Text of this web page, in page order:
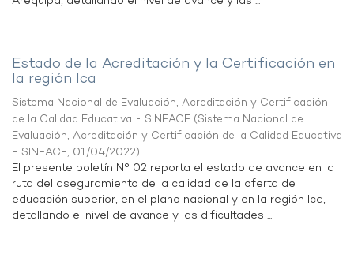
Estado de la Acreditación y la Certificación en
la región Ica
Sistema Nacional de Evaluación, Acreditación y Certificación
de la Calidad Educativa - SINEACE (Sistema Nacional de
Evaluación, Acreditación y Certificación de la Calidad Educativa
- SINEACE, 01/04/2022)
El presente boletín N° 02 reporta el estado de avance en la
ruta del aseguramiento de la calidad de la oferta de
educación superior, en el plano nacional y en la región Ica,
detallando el nivel de avance y las dificultades ...